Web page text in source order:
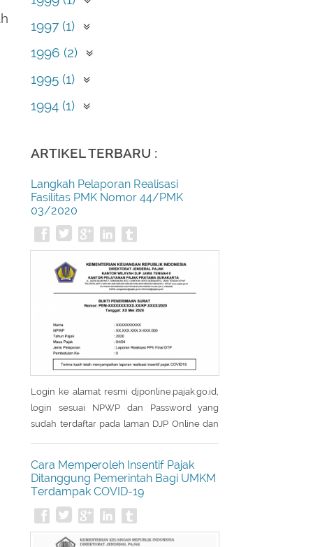
September (1)
1997 (1)
Mei (1)
1996 (2)
April (2)
1995 (1)
Februari (1)
1994 (1)
ARTIKEL TERBARU :
Langkah Pelaporan Realisasi
Fasilitas PMK Nomor 44/PMK
03/2020
Login ke alamat resmi djponline.pajak.go.id,
login sesuai NPWP dan Password yang
sudah terdaftar pada laman DJP Online dan
akan menampilkan menu Utama, kemudian
pilih menu Layanan. Setelah masuk menu
menu dari menu Layanan kemudian pilih
eReporting Insentif Covid-19. - Pada
Cara Memperoleh Insentif Pajak
Ditanggung Pemerintah Bagi UMKM
Terdampak COVID-19